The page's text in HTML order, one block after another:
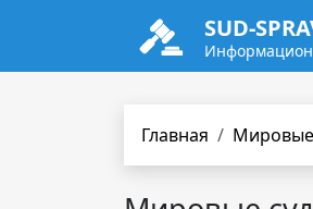
SUD-
Главная